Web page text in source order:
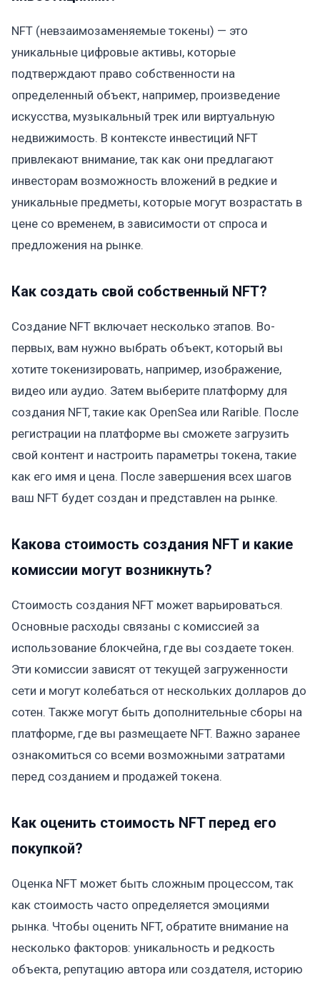
NFT (невзаимозаменяемые токены) — это
уникальные цифровые активы, которые
подтверждают право собственности на
определенный объект, например, произведение
искусства, музыкальный трек или виртуальную
недвижимость. В контексте инвестиций NFT
привлекают внимание, так как они предлагают
инвесторам возможность вложений в редкие и
уникальные предметы, которые могут возрастать в
цене со временем, в зависимости от спроса и
предложения на рынке.
Как создать свой собственный NFT?
Создание NFT включает несколько этапов. Во-
первых, вам нужно выбрать объект, который вы
хотите токенизировать, например, изображение,
видео или аудио. Затем выберите платформу для
создания NFT, такие как OpenSea или Rarible. После
регистрации на платформе вы сможете загрузить
свой контент и настроить параметры токена, такие
как его имя и цена. После завершения всех шагов
ваш NFT будет создан и представлен на рынке.
Какова стоимость создания NFT и какие
комиссии могут возникнуть?
Стоимость создания NFT может варьироваться.
Основные расходы связаны с комиссией за
использование блокчейна, где вы создаете токен.
Эти комиссии зависят от текущей загруженности
сети и могут колебаться от нескольких долларов до
сотен. Также могут быть дополнительные сборы на
платформе, где вы размещаете NFT. Важно заранее
ознакомиться со всеми возможными затратами
перед созданием и продажей токена.
Как оценить стоимость NFT перед его
покупкой?
Оценка NFT может быть сложным процессом, так
как стоимость часто определяется эмоциями
рынка. Чтобы оценить NFT, обратите внимание на
несколько факторов: уникальность и редкость
объекта, репутацию автора или создателя, историю